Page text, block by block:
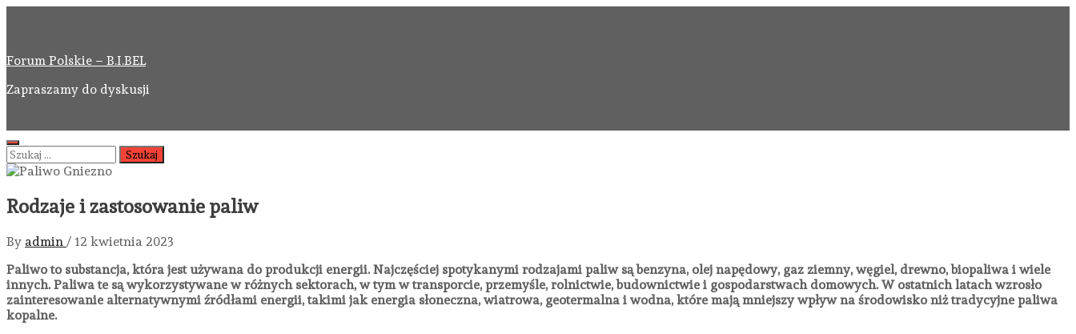
Forum Polskie – B.I.BEL
Zapraszamy do dyskusji
Primary
Menu
Szukaj:
Rodzaje i zastosowanie paliw
By admin / 12 kwietnia 2023
Paliwo to substancja, która jest używana do produkcji energii. Najczęściej spotykanymi rodzajami paliw są benzyna, olej napędowy, gaz ziemny, węgiel, drewno, biopaliwa i wiele
innych. Paliwa te są wykorzystywane w różnych sektorach, w tym w transporcie, przemyśle, rolnictwie, budownictwie i gospodarstwach domowych. W ostatnich latach wzrosło
zainteresowanie alternatywnymi źródłami energii, takimi jak energia słoneczna, wiatrowa, geotermalna i wodna, które mają mniejszy wpływ na środowisko niż tradycyjne paliwa
kopalne.